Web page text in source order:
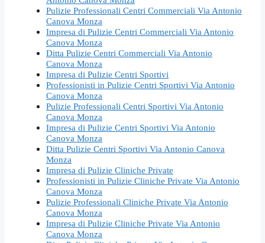
Pulizie Professionali Centri Commerciali Via Antonio
Canova Monza
Impresa di Pulizie Centri Commerciali Via Antonio
Canova Monza
Ditta Pulizie Centri Commerciali Via Antonio
Canova Monza
Impresa di Pulizie Centri Sportivi
Professionisti in Pulizie Centri Sportivi Via Antonio
Canova Monza
Pulizie Professionali Centri Sportivi Via Antonio
Canova Monza
Impresa di Pulizie Centri Sportivi Via Antonio
Canova Monza
Ditta Pulizie Centri Sportivi Via Antonio Canova
Monza
Impresa di Pulizie Cliniche Private
Professionisti in Pulizie Cliniche Private Via Antonio
Canova Monza
Pulizie Professionali Cliniche Private Via Antonio
Canova Monza
Impresa di Pulizie Cliniche Private Via Antonio
Canova Monza